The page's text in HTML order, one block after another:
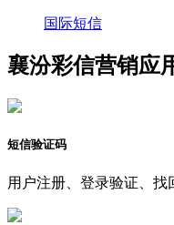
国际短信
襄汾彩信营销应
短信验证码
用户注册、登录验证、找